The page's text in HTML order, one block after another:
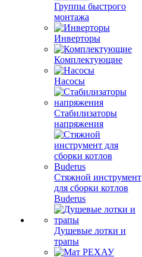
Группы быстрого
монтажа
Инверторы
Комплектующие
Насосы
Стабилизаторы
напряжения
Стяжной инструмент
для сборки котлов
Buderus
Душевые лотки и
трапы